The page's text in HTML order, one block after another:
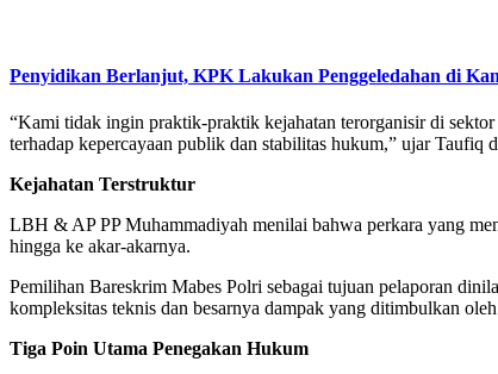
Penyidikan Berlanjut, KPK Lakukan Penggeledahan di
“Kami tidak ingin praktik-praktik kejahatan terorganisir di sektor
terhadap kepercayaan publik dan stabilitas hukum,” ujar Taufiq
Kejahatan Terstruktur
LBH & AP PP Muhammadiyah menilai bahwa perkara yang
hingga ke akar-akarnya.
Pemilihan Bareskrim Mabes Polri sebagai tujuan pelaporan
kompleksitas teknis dan besarnya dampak yang ditimbulkan
Tiga Poin Utama Penegakan Hukum